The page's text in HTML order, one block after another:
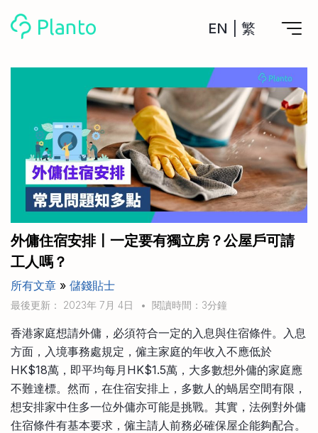
EN 繁
計劃買樓
計劃買樓第一步
全功能記賬
管理及分析所有戶口
管理MPF戶口
一次過管理所有強積金戶口
申請清卡數/私人貸款
CreFIT x Planto推廣優惠
工具
私人貸款
年利率/APR/年息比較
投資戶口 (美股)
比較最抵美股投資戶口
投資戶口 (港股)
比較最抵港股投資戶口
月供股票計劃
比較最抵月供計劃戶口
比較定存利率
信用卡
比較各種最優惠信用卡
關於我們
Academy
Marketplace
其他網站
手機App與理財資訊
商業解決方案
企業服務
外傭住宿安排〡一定要有獨立房？公屋戶可請
工人嗎？
所有文章 » 儲錢貼士
最後更新： 2023年 7月 4日 • 閱讀時間：3分鐘
香港家庭想請外傭，必須符合一定的入息與住宿條件。入息
方面，入境事務處規定，僱主家庭的年收入不應低於
HK$18萬，即平均每月HK$1.5萬，大多數想外傭的家庭應
不難達標。然而，在住宿安排上，多數人的蝸居空間有限，
想安排家中住多一位外傭亦可能是挑戰。其實，法例對外傭
住宿條件有基本要求，僱主請人前務必確保屋企能夠配合。